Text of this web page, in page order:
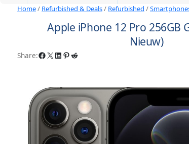
Home/ Refurbished & Deals/ Refurbished /
Apple iPhone 12 Pro 256GB
Nieuw)
Share:Facebook X LinkedIn Pinterest Reddit